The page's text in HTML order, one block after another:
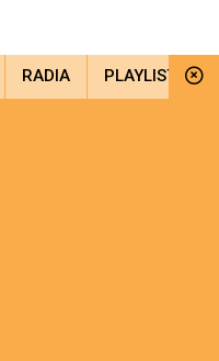
RADIA PLAYLIST